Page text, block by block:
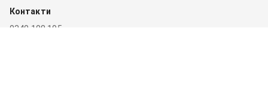
Контакти
0340 108 195